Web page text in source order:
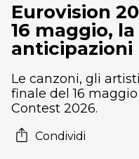
Eurovision
16 maggio,
anticipazioni
Le canzoni, gli
finale del 16
Contest 2026.
Condividi